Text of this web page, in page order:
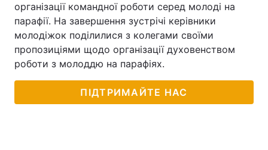
Контакти
Послуги
організації командної роботи серед молоді на
парафії. На завершення зустрічі керівники
молодіжок поділилися з колегами своїми
пропозиціями щодо організації духовенством
роботи з молоддю на парафіях.
ПІДТРИМАЙТЕ НАС